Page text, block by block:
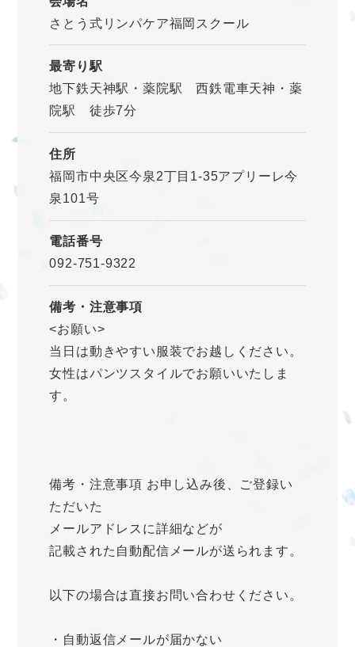
さとう式リンパケア福岡スクール
最寄り駅
地下鉄天神駅・薬院駅 西鉄電車天神・薬
院駅 徒歩7分
住所
福岡市中央区今泉2丁目1-35アプリーレ今
泉101号
電話番号
092-751-9322
備考・注意事項
<お願い>
当日は動きやすい服装でお越しください。
女性はパンツスタイルでお願いいたしま
す。
備考・注意事項 お申し込み後、ご登録い
ただいた
メールアドレスに詳細などが
記載された自動配信メールが送られます。
以下の場合は直接お問い合わせください。
・自動返信メールが届かない